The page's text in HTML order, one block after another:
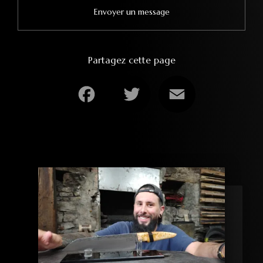
Envoyer un message
Partagez cette page